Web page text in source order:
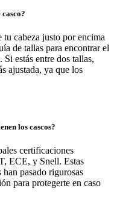
cabeza justo por encima
de tallas para encontrar el
Si estás entre dos tallas,
ajustada, ya que los
los cascos?
certificaciones
ECE, y Snell. Estas
pasado rigurosas
para protegerte en caso